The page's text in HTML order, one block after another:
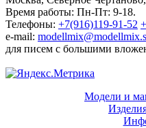
Время работы: Пн-Пт: 9-18.
Телефоны: +7(916)119-91-52
e-mail:
для писем с большими
Модели и